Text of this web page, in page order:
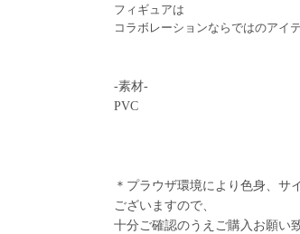
フィギュアは
コラボレーションならではのアイテ
-素材-
PVC
＊プラウザ環境により色身、サ
ございますので、
十分ご確認のうえご購入お願い